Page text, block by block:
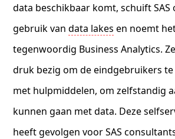
data beschikbaar komt, schuift SAS
gebruik vandata lakes en noemt
tegenwoordig Business Analytics.
druk bezig om de eindgebruikers te
met hulpmiddelen, om zelfstandig
kunnen gaan met data. Deze
heeft gevolgen voor SAS